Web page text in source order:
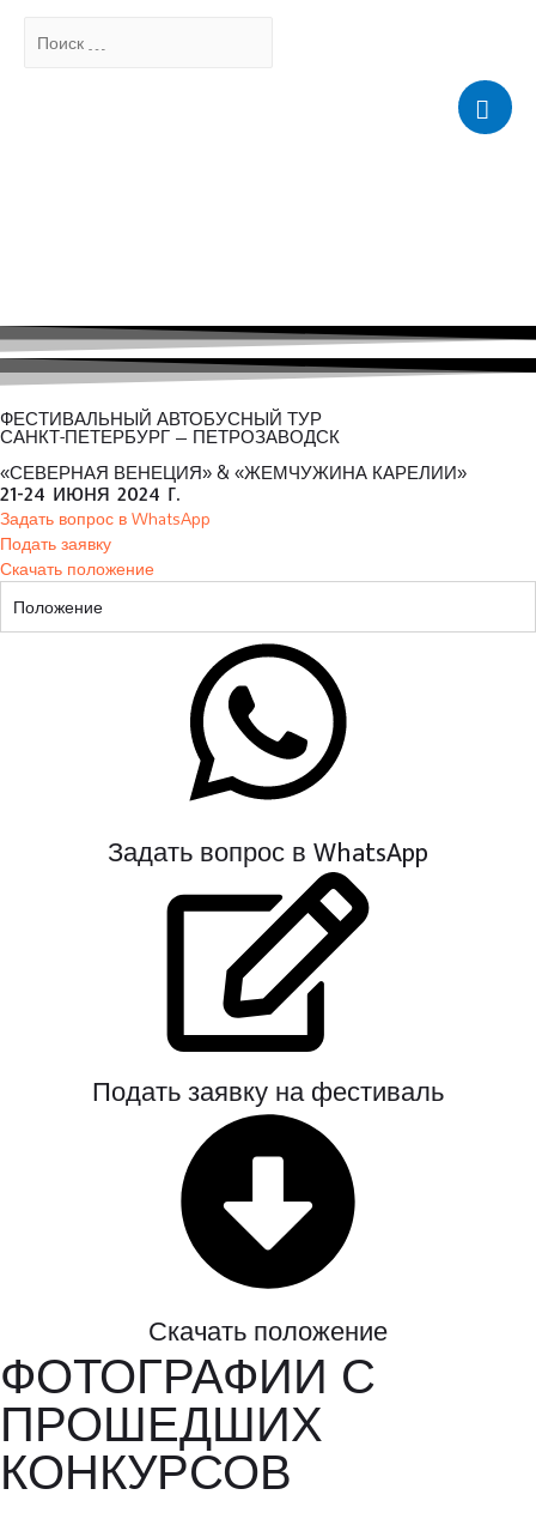
Поиск
ФЕСТИВАЛЬНЫЙ АВТОБУСНЫЙ ТУР
САНКТ-ПЕТЕРБУРГ – ПЕТРОЗАВОДСК
«СЕВЕРНАЯ ВЕНЕЦИЯ» & «ЖЕМЧУЖИНА КАРЕЛИИ»
21-24 июня 2024 г.
Задать вопрос в WhatsApp
Подать заявку
Скачать положение
Положение
Задать вопрос в WhatsApp
Подать заявку на фестиваль
Скачать положение
ФОТОГРАФИИ С
ПРОШЕДШИХ
КОНКУРСОВ